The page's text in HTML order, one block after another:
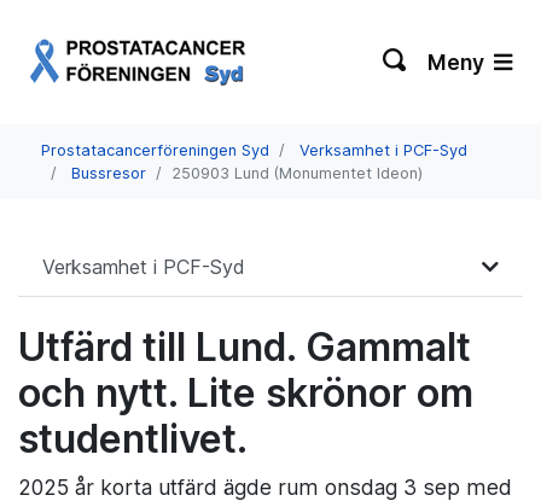
Meny
Prostatacancerföreningen Syd
Verksamhet i PCF-Syd
Bussresor
250903 Lund (Monumentet Ideon)
Verksamhet i PCF-Syd
Utfärd till Lund. Gammalt
och nytt. Lite skrönor om
studentlivet.
2025 år korta utfärd ägde rum onsdag 3 sep med